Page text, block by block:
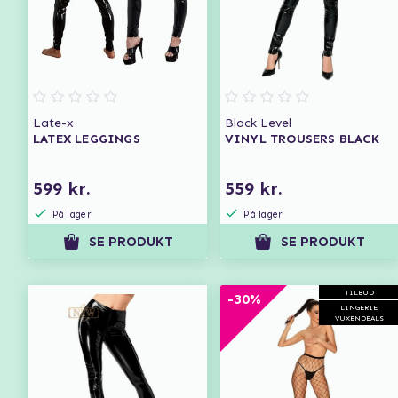
Late-x
LATEX LEGGINGS
599 kr.
På lager
SE PRODUKT
Black Level
VINYL TROUSERS BLACK
559 kr.
På lager
SE PRODUKT
TILBUD
LINGERIE
VUXENDEALS
-30%